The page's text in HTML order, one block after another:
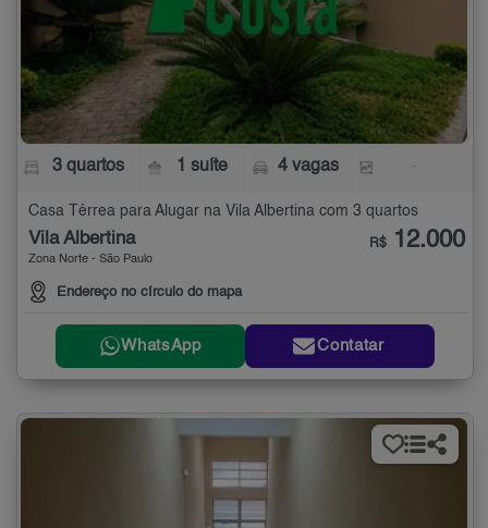
3 quartos 1 suíte 4 vagas
Casa Térrea para Alugar na Vila Albertina com 3 quartos
Vila Albertina
Zona Norte - São Paulo
Endereço no círculo do mapa
R$ 12.000
WhatsApp Contatar